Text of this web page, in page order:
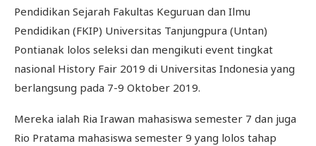
Pendidikan Sejarah Fakultas Keguruan dan Ilmu
Pendidikan (FKIP) Universitas Tanjungpura (Untan)
Pontianak lolos seleksi dan mengikuti event tingkat
nasional History Fair 2019 di Universitas Indonesia yang
berlangsung pada 7-9 Oktober 2019.
Mereka ialah Ria Irawan mahasiswa semester 7 dan juga
Rio Pratama mahasiswa semester 9 yang lolos tahap